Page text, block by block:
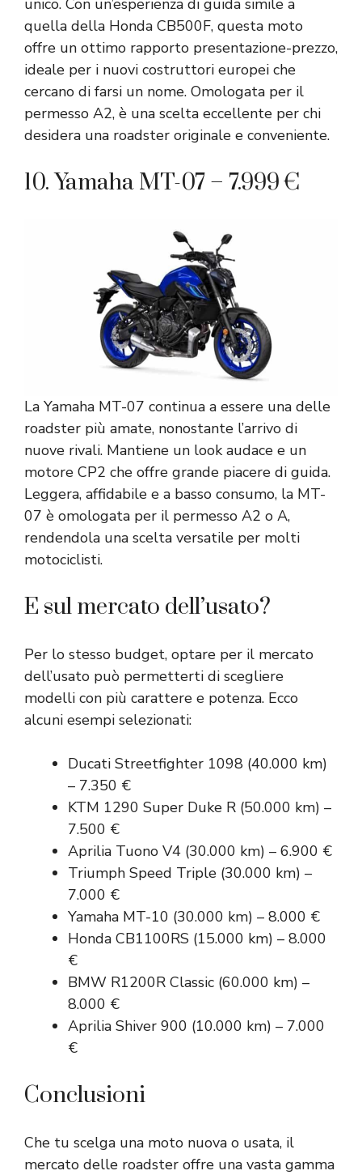
unico. Con un’esperienza di guida simile a
quella della Honda CB500F, questa moto
offre un ottimo rapporto presentazione-prezzo,
ideale per i nuovi costruttori europei che
cercano di farsi un nome. Omologata per il
permesso A2, è una scelta eccellente per chi
desidera una roadster originale e conveniente.
10. Yamaha MT-07 – 7.999 €
La Yamaha MT-07 continua a essere una delle
roadster più amate, nonostante l’arrivo di
nuove rivali. Mantiene un look audace e un
motore CP2 che offre grande piacere di guida.
Leggera, affidabile e a basso consumo, la MT-
07 è omologata per il permesso A2 o A,
rendendola una scelta versatile per molti
motociclisti.
E sul mercato dell’usato?
Per lo stesso budget, optare per il mercato
dell’usato può permetterti di scegliere
modelli con più carattere e potenza. Ecco
alcuni esempi selezionati:
Ducati Streetfighter 1098 (40.000 km)
– 7.350 €
KTM 1290 Super Duke R (50.000 km) –
7.500 €
Aprilia Tuono V4 (30.000 km) – 6.900 €
Triumph Speed Triple (30.000 km) –
7.000 €
Yamaha MT-10 (30.000 km) – 8.000 €
Honda CB1100RS (15.000 km) – 8.000
€
BMW R1200R Classic (60.000 km) –
8.000 €
Aprilia Shiver 900 (10.000 km) – 7.000
€
Conclusioni
Che tu scelga una moto nuova o usata, il
mercato delle roadster offre una vasta gamma